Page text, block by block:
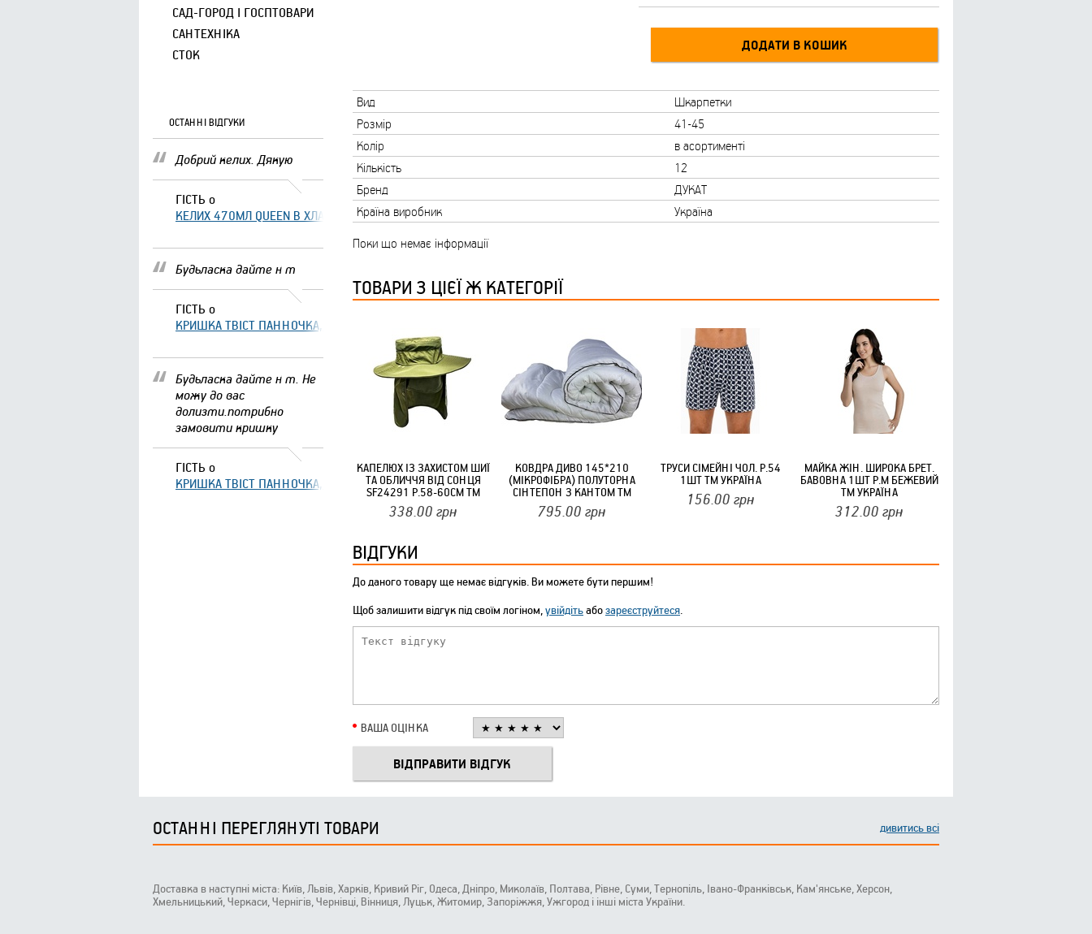
САД-ГОРОД І ГОСПТОВАРИ
САНТЕХНІКА
СТОК
ОСТАННІ ВІДГУКИ
Добрий келих. Дякую
ГІСТЬ о
КЕЛИХ 470МЛ QUEEN В ХЛАМІНГО ТМ FARGLASS
Будьласка дайте н т
ГІСТЬ о
КРИШКА ТВІСТ ПАННОЧКА, ЩО ЗАКРУЧУЄТЬСЯ КОТИКИ (20ШТ/УП) ОФФ 82 ПАННОЧКА
Будьласка дайте н т. Не
можу до вас
долизти.потрибно
замовити кришку
ГІСТЬ о
КРИШКА ТВІСТ ПАННОЧКА, ЩО ЗАКРУЧУЄТЬСЯ КОТИКИ (20ШТ/УП) ОФФ 82 ПАННОЧКА
Вид
Шкарпетки
Розмір
41-45
Колір
в асортименті
Кількість
12
Бренд
ДУКАТ
Країна виробник
Україна
Поки що немає інформації
ТОВАРИ З ЦІЄЇ Ж КАТЕГОРІЇ
КАПЕЛЮХ ІЗ ЗАХИСТОМ ШИЇ
ТА ОБЛИЧЧЯ ВІД СОНЦЯ
SF24291 Р.58-60СМ ТМ
STENSON
338.00 грн
КОВДРА ДИВО 145*210
(МІКРОФІБРА) ПОЛУТОРНА
СІНТЕПОН З КАНТОМ ТМ
CONSTANCY
795.00 грн
ТРУСИ СІМЕЙНІ ЧОЛ. Р.54
1ШТ ТМ УКРАЇНА
156.00 грн
МАЙКА ЖІН. ШИРОКА БРЕТ.
БАВОВНА 1ШТ Р.М БЕЖЕВИЙ
ТМ УКРАЇНА
312.00 грн
ВІДГУКИ
До даного товару ще немає відгуків. Ви можете бути першим!
Щоб залишити відгук під своїм логіном,увійдітьабозареєструйтеся.
ВАША ОЦІНКА
ОСТАННІ ПЕРЕГЛЯНУТІ ТОВАРИ дивитись всі
Доставка в наступні міста: Київ, Львів, Харків, Кривий Ріг, Одеса, Дніпро, Миколаїв, Полтава, Рівне, Суми, Тернопіль, Івано-Франківськ, Кам'янське, Херсон,
Хмельницький, Черкаси, Чернігів, Чернівці, Вінниця, Луцьк, Житомир, Запоріжжя, Ужгород і інші міста України.